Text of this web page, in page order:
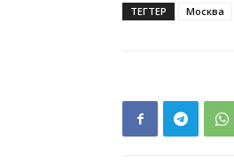
ТЕГТЕР Москва